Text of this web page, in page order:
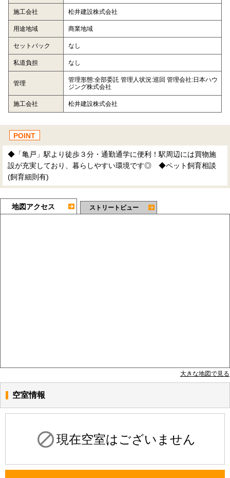
施工会社 松井建設株式会社
用途地域 商業地域
セットバック なし
私道負担 なし
管理
管理形態:全部委託 管理人状況:巡回 管理会社:日本ハウ
ジング株式会社
施工会社 松井建設株式会社
POINT
◆「亀戸」駅より徒歩３分・通勤通学に便利！駅周辺には買物施
設が充実しており、暮らしやすい環境です◎ ◆ペット飼育相談
(飼育細則有)
地図アクセス ストリートビュー
大きな地図で見る
空室情報
現在空室はございません